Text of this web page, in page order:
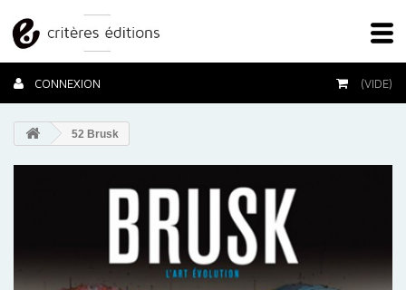
CONNEXION (VIDE)
52 Brusk